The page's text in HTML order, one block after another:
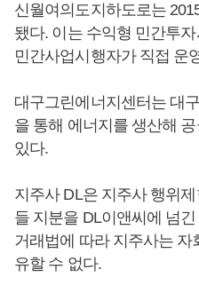
신월여의도지하도로는
됐다. 이는 수익형 민간투
민간사업시행자가 직접 운
대구그린에너지센터는 대
을 통해 에너지를 생산해
있다.
지주사 DL은 지주사 행위
들 지분을 DL이앤씨에 넘
거래법에 따라 지주사는
유할 수 없다.